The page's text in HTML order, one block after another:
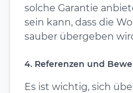
solche Garantie
sein kann, dass die
sauber übergeben
4. Referenzen und
Es ist wichtig, sich